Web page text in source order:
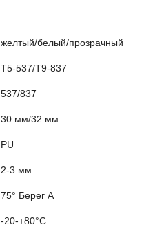
желтый/белый/прозрачный
T5-537/T9-837
537/837
30 мм/32 мм
PU
2-3 мм
75° Берег А
-20-+80°C